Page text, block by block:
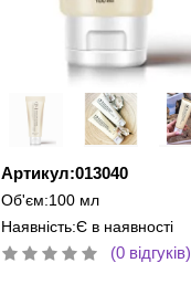
Артикул:013040
Об'єм:100 мл
Наявність:Є в наявності
(0 відгуків)